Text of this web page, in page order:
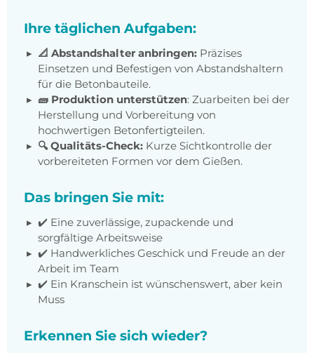
Ihre täglichen Aufgaben:
📐 Abstandshalter anbringen: Präzises
Einsetzen und Befestigen von Abstandshaltern
für die Betonbauteile.
🧱 Produktion unterstützen: Zuarbeiten bei der
Herstellung und Vorbereitung von
hochwertigen Betonfertigteilen.
🔍 Qualitäts-Check: Kurze Sichtkontrolle der
vorbereiteten Formen vor dem Gießen.
Das bringen Sie mit:
✔️ Eine zuverlässige, zupackende und
sorgfältige Arbeitsweise
✔️ Handwerkliches Geschick und Freude an der
Arbeit im Team
✔️ Ein Kranschein ist wünschenswert, aber kein
Muss
Erkennen Sie sich wieder?